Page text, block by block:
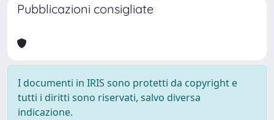
Pubblicazioni consigliate
I documenti in IRIS sono protetti da copyright e
tutti i diritti sono riservati, salvo diversa
indicazione.